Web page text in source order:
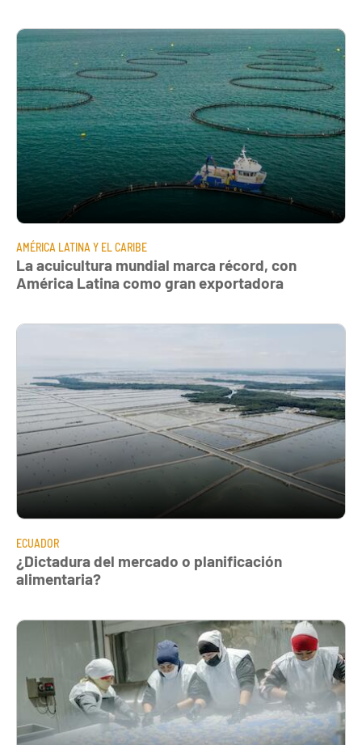
AMÉRICA LATINA Y EL CARIBE
La acuicultura mundial marca récord, con
América Latina como gran exportadora
ECUADOR
¿Dictadura del mercado o planificación
alimentaria?